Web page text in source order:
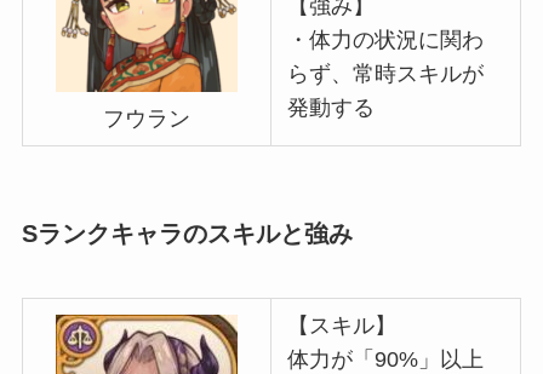
フウラン
【強み】
・体力の状況に関わ
らず、常時スキルが
発動する
Sランクキャラのスキルと強み
【スキル】
体力が「90%」以上